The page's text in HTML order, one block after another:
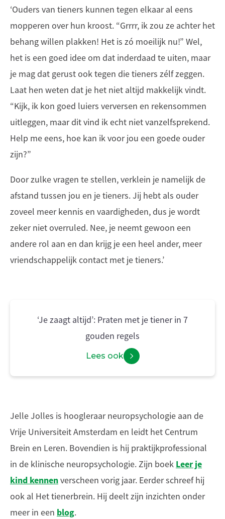
‘Ouders van tieners kunnen tegen elkaar al eens
mopperen over hun kroost. “Grrrr, ik zou ze achter het
behang willen plakken! Het is zó moeilijk nu!” Wel,
het is een goed idee om dat inderdaad te uiten, maar
je mag dat gerust ook tegen die tieners zélf zeggen.
Laat hen weten dat je het niet altijd makkelijk vindt.
“Kijk, ik kon goed luiers verversen en rekensommen
uitleggen, maar dit vind ik echt niet vanzelfsprekend.
Help me eens, hoe kan ik voor jou een goede ouder
zijn?”
Door zulke vragen te stellen, verklein je namelijk de
afstand tussen jou en je tieners. Jij hebt als ouder
zoveel meer kennis en vaardigheden, dus je wordt
zeker niet overruled. Nee, je neemt gewoon een
andere rol aan en dan krijg je een heel ander, meer
vriendschappelijk contact met je tieners.’
‘Je zaagt altijd’: Praten met je tiener in 7
gouden regels
Lees ook
Jelle Jolles is hoogleraar neuropsychologie aan de
Vrije Universiteit Amsterdam en leidt het Centrum
Brein en Leren. Bovendien is hij praktijkprofessional
in de klinische neuropsychologie. Zijn boek Leer je
kind kennenverscheen vorig jaar. Eerder schreef hij
ook al Het tienerbrein. Hij deelt zijn inzichten onder
meer in een blog.